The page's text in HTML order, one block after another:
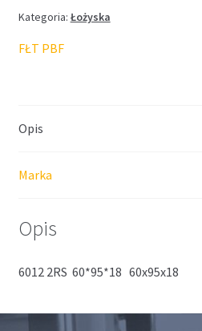
Kategoria: Łożyska
FŁT PBF
Opis
Marka
Opis
6012 2RS 60*95*18 60x95x18